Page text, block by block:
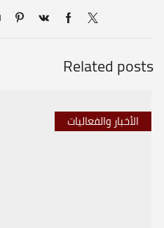
Related posts
الأخبار والفعاليات